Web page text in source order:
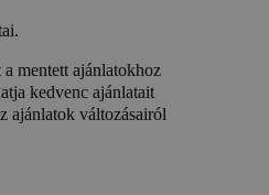
mentett ajánlatokhoz
kedvenc ajánlatait
ajánlatok változásairól